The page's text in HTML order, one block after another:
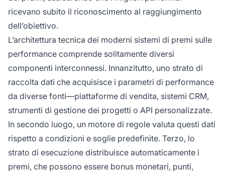
ricevano subito il riconoscimento al raggiungimento
dell’obiettivo.
L’architettura tecnica dei moderni sistemi di premi sulle
performance comprende solitamente diversi
componenti interconnessi. Innanzitutto, uno strato di
raccolta dati che acquisisce i parametri di performance
da diverse fonti—piattaforme di vendita, sistemi CRM,
strumenti di gestione dei progetti o API personalizzate.
In secondo luogo, un motore di regole valuta questi dati
rispetto a condizioni e soglie predefinite. Terzo, lo
strato di esecuzione distribuisce automaticamente i
premi, che possono essere bonus monetari, punti,